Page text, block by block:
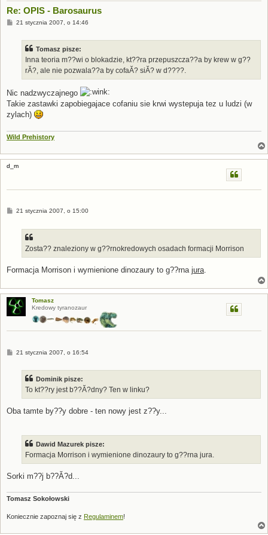
Re: OPIS - Barosaurus
P21 stycznia 2007, o 14:46
Tomasz pisze:
Inna teoria m??wi o blokadzie, kt??ra przepuszcza??a by krew w g??
rĂ?, ale nie pozwala??a by cofaĂ? siĂ? w d????.
Nic nadzwyczajnego
Takie zastawki zapobiegajace cofaniu sie krwi wystepuja tez u ludzi (w
zylach)
Wild Prehistory
d_m
P21 stycznia 2007, o 15:00
Zosta?? znaleziony w g??rnokredowych osadach formacji Morrison
Formacja Morrison i wymienione dinozaury to g??rna jura.
Tomasz
Kredowy tyranozaur
P21 stycznia 2007, o 16:54
Dominik pisze:
To kt??ry jest b??Ă?dny? Ten w linku?
Oba tamte by??y dobre - ten nowy jest z??y...
Dawid Mazurek pisze:
Formacja Morrison i wymienione dinozaury to g??rna jura.
Sorki m??j b??Ă?d...
Tomasz Sokołowski
Koniecznie zapoznaj się z Regulaminem!